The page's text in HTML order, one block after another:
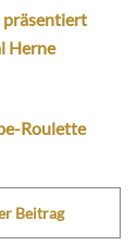
präsentiert
Herne
Roulette
Beitrag